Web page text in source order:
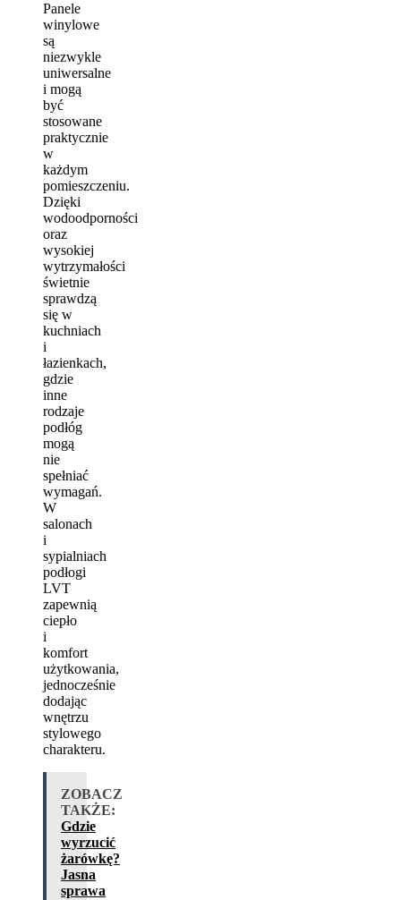
Panele
winylowe
są
niezwykle
uniwersalne
i mogą
być
stosowane
praktycznie
w
każdym
pomieszczeniu.
Dzięki
wodoodporności
oraz
wysokiej
wytrzymałości
świetnie
sprawdzą
się w
kuchniach
i
łazienkach,
gdzie
inne
rodzaje
podłóg
mogą
nie
spełniać
wymagań.
W
salonach
i
sypialniach
podłogi
LVT
zapewnią
ciepło
i
komfort
użytkowania,
jednocześnie
dodając
wnętrzu
stylowego
charakteru.
ZOBACZ
TAKŻE:
Gdzie
wyrzucić
żarówkę?
Jasna
sprawa